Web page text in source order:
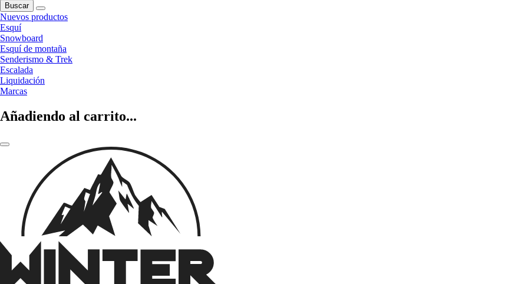
Buscar
Nuevos productos
Esquí
Snowboard
Esquí de montaña
Senderismo & Trek
Escalada
Liquidación
Marcas
Añadiendo al carrito...